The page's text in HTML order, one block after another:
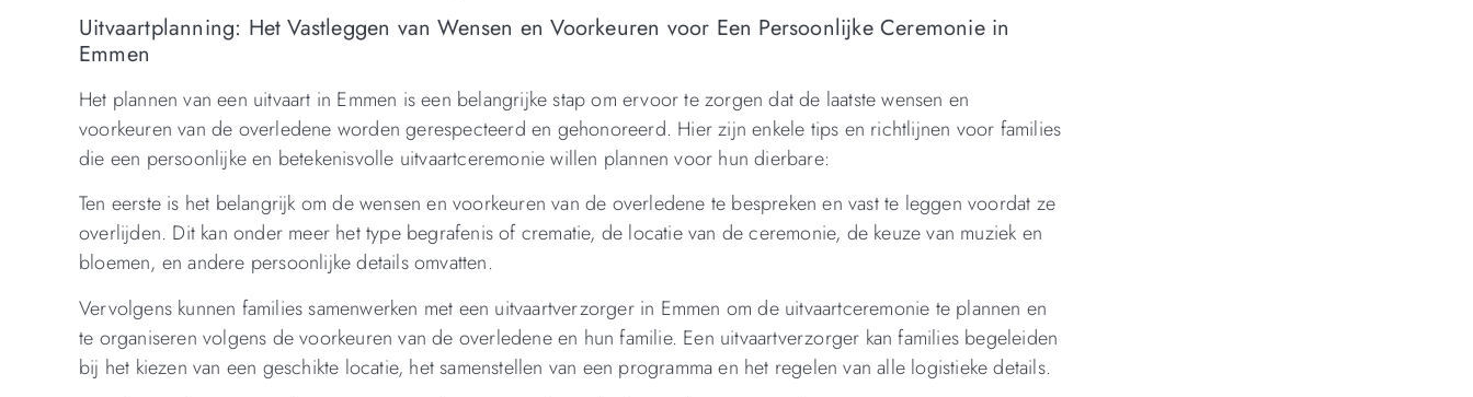
Uitvaartplanning: Het Vastleggen van Wensen en Voorkeuren voor Een Persoonlijke Ceremonie in
Emmen
Het plannen van een uitvaart in Emmen is een belangrijke stap om ervoor te zorgen dat de laatste wensen en
voorkeuren van de overledene worden gerespecteerd en gehonoreerd. Hier zijn enkele tips en richtlijnen voor families
die een persoonlijke en betekenisvolle uitvaartceremonie willen plannen voor hun dierbare:
Ten eerste is het belangrijk om de wensen en voorkeuren van de overledene te bespreken en vast te leggen voordat ze
overlijden. Dit kan onder meer het type begrafenis of crematie, de locatie van de ceremonie, de keuze van muziek en
bloemen, en andere persoonlijke details omvatten.
Vervolgens kunnen families samenwerken met een uitvaartverzorger in Emmen om de uitvaartceremonie te plannen en
te organiseren volgens de voorkeuren van de overledene en hun familie. Een uitvaartverzorger kan families begeleiden
bij het kiezen van een geschikte locatie, het samenstellen van een programma en het regelen van alle logistieke details.